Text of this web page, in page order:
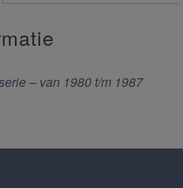
– van 1980 t/m 1987